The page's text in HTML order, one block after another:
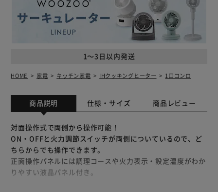
1～3日以内発送
HOME 家電 キッチン家電 IHクッキングヒーター 1口コンロ
商品説明 仕様・サイズ 商品レビュー
対面操作式で両側から操作可能！
ON・OFFと火力調節スイッチが両側についているので、ど
ちらからでも操作できます。
正面操作パネルには調理コースや火力表示・設定温度がわか
りやすい液晶パネル付き。